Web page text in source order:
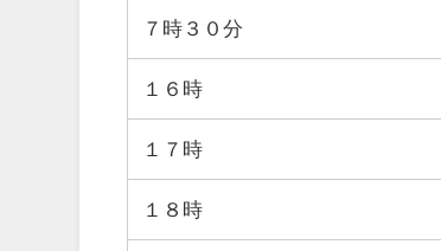
７時３０分
１６時
１７時
１８時